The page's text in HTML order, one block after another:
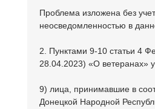
Проблема изложена без
неосведомленностью в
2. Пунктами 9-10 статьи 4
28.04.2023) «О ветеранах»
9) лица, принимавшие в
Донецкой Народной